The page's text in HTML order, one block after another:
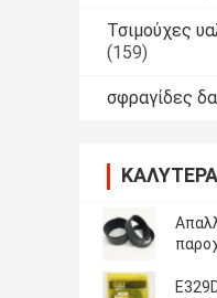
Τσιμούχες
(159)
σφραγίδες